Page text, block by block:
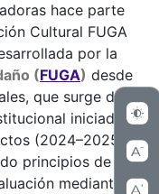
hace parte
Cultural FUGA
por la
(FUGA) desde
que surge de
iniciado
(2024–2025) y
principios de
mediante